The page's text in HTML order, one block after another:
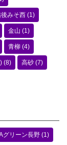
後みそ西 (1)
金山 (1)
青柳 (4)
(8) 高砂 (7)
グリーン長野 (1)